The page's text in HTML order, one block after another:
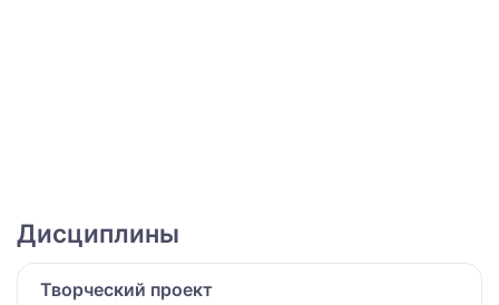
Дисциплины
Творческий проект